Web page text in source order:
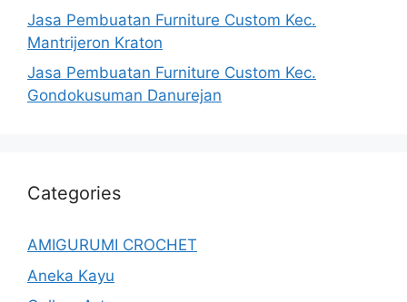
Jasa Pembuatan Furniture Custom Kec.
Mantrijeron Kraton
Jasa Pembuatan Furniture Custom Kec.
Gondokusuman Danurejan
Categories
AMIGURUMI CROCHET
Aneka Kayu